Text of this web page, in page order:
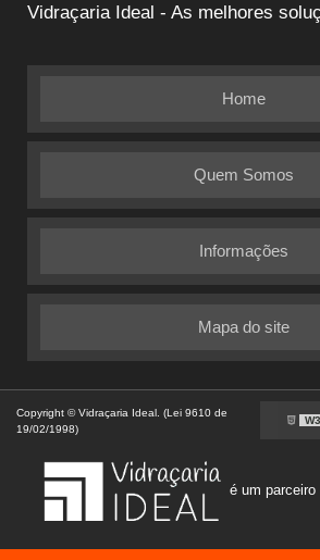
Vidraçaria Ideal - As melhores
Home
Quem Somos
Informações
Mapa do site
Copyright © Vidraçaria Ideal. (Lei 9610 de
19/02/1998)
é um parceiro